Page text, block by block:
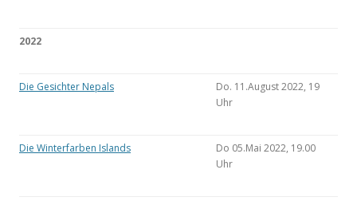
2022
Die Gesichter Nepals
Do. 11.August 2022, 19
Uhr
Die Winterfarben Islands
Do 05.Mai 2022, 19.00
Uhr